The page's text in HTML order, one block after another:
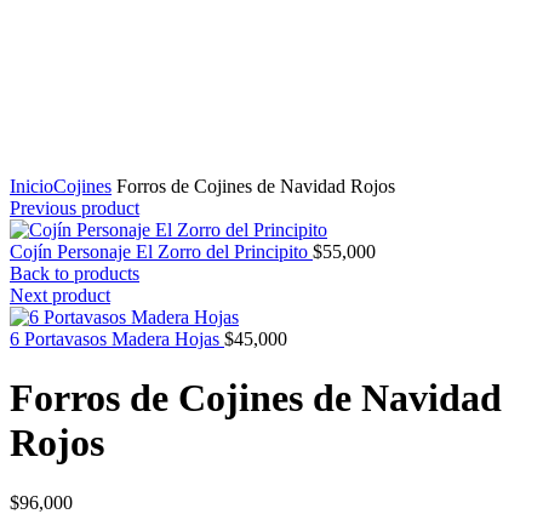
InicioCojines Forros de Cojines de Navidad Rojos
Previous product
Cojín Personaje El Zorro del Principito $55,000
Back to products
Next product
6 Portavasos Madera Hojas $45,000
Forros de Cojines de Navidad
Rojos
$96,000